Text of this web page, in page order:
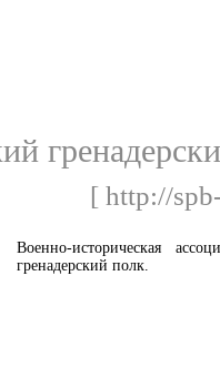
[ http://
Военно-историческая
гренадерский полк.